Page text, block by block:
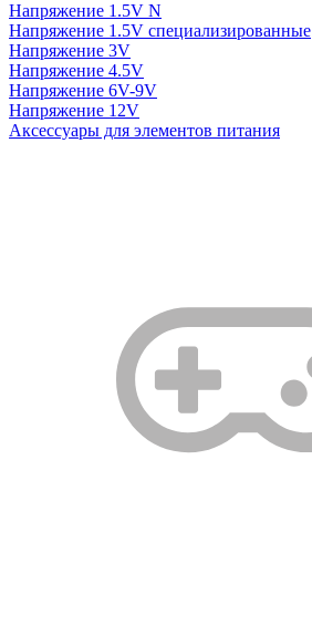
Напряжение 1.5V N
Напряжение 1.5V специализированные
Напряжение 3V
Напряжение 4.5V
Напряжение 6V-9V
Напряжение 12V
Аксессуары для элементов питания